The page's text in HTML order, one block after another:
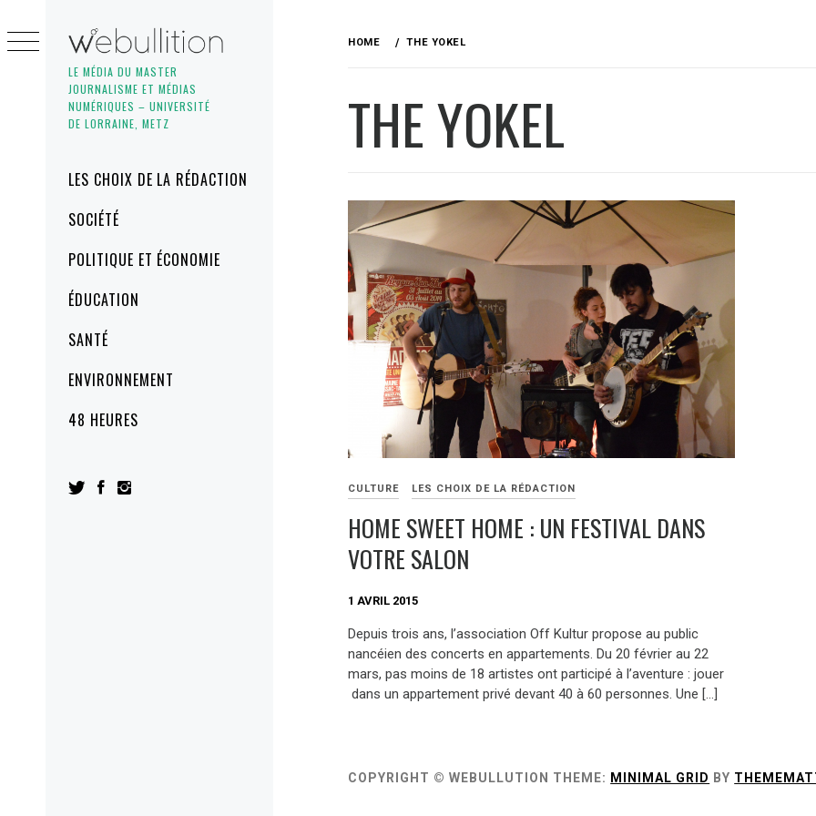
LE MÉDIA DU MASTER
JOURNALISME ET MÉDIAS
NUMÉRIQUES – UNIVERSITÉ
DE LORRAINE, METZ
MenuLES CHOIX DE LA RÉDACTION
SOCIÉTÉ
POLITIQUE ET ÉCONOMIE
ÉDUCATION
SANTÉ
ENVIRONNEMENT
48 HEURES
to
content
HOME THE YOKEL
THE YOKEL
CULTURE LES CHOIX DE LA RÉDACTION
HOME SWEET HOME : UN FESTIVAL DANS
VOTRE SALON
1 AVRIL 2015
Depuis trois ans, l’association Off Kultur propose au public
nancéien des concerts en appartements. Du 20 février au 22
mars, pas moins de 18 artistes ont participé à l’aventure : jouer
dans un appartement privé devant 40 à 60 personnes. Une […]
COPYRIGHT © WEBULLUTION THEME: MINIMAL GRID BY